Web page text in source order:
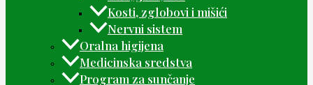
Kosti, zglobovi i mišići
Nervni sistem
Oralna higijena
Medicinska sredstva
Program za sunčanje